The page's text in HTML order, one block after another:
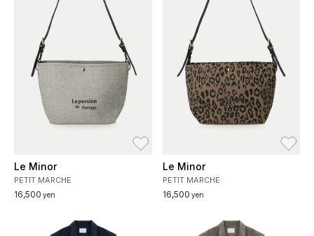
Le Minor
PETIT MARCHE
16,500 yen
Le Minor
PETIT MARCHE
16,500 yen